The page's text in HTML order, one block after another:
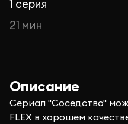
1 серия
21 мин
Описание
Сериал "Соседство"
FLEX в хорошем